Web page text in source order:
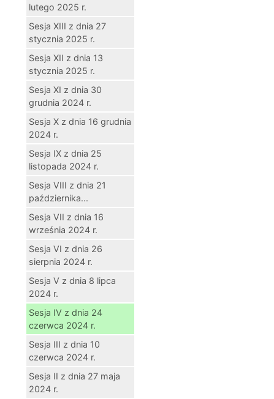
lutego 2025 r.
Sesja XIII z dnia 27
stycznia 2025 r.
Sesja XII z dnia 13
stycznia 2025 r.
Sesja XI z dnia 30
grudnia 2024 r.
Sesja X z dnia 16 grudnia
2024 r.
Sesja IX z dnia 25
listopada 2024 r.
Sesja VIII z dnia 21
października...
Sesja VII z dnia 16
września 2024 r.
Sesja VI z dnia 26
sierpnia 2024 r.
Sesja V z dnia 8 lipca
2024 r.
Sesja IV z dnia 24
czerwca 2024 r.
Sesja III z dnia 10
czerwca 2024 r.
Sesja II z dnia 27 maja
2024 r.